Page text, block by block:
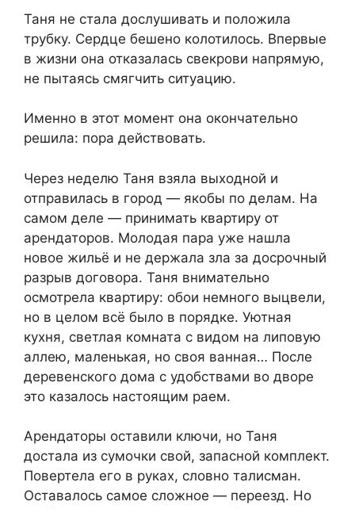
Таня не стала дослушивать и положила
трубку. Сердце бешено колотилось. Впервые
в жизни она отказалась свекрови напрямую,
не пытаясь смягчить ситуацию.
Именно в этот момент она окончательно
решила: пора действовать.
Через неделю Таня взяла выходной и
отправилась в город — якобы по делам. На
самом деле — принимать квартиру от
арендаторов. Молодая пара уже нашла
новое жильё и не держала зла за досрочный
разрыв договора. Таня внимательно
осмотрела квартиру: обои немного выцвели,
но в целом всё было в порядке. Уютная
кухня, светлая комната с видом на липовую
аллею, маленькая, но своя ванная… После
деревенского дома с удобствами во дворе
это казалось настоящим раем.
Арендаторы оставили ключи, но Таня
достала из сумочки свой, запасной комплект.
Повертела его в руках, словно талисман.
Оставалось самое сложное — переезд. Но